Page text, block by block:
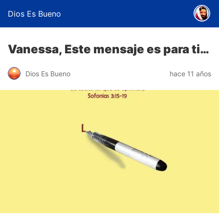
Dios Es Bueno
Vanessa, Este mensaje es para ti…
Dios Es Bueno hace 11 años